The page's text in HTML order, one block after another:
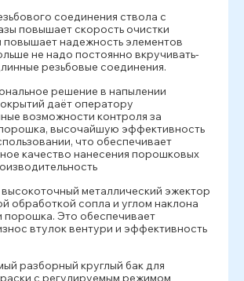
соединения ствола с
повышает скорость очистки
повышает надежность элементов
не надо постоянно вкручивать-
резьбовые соединения.
решение в напылении
даёт оператору
возможности контроля за
высочайшую эффективность
что обеспечивает
качество нанесения порошковых
металлический эжектор
обработкой сопла и углом наклона
порошка. Это обеспечивает
втулок вентури и эффективность
разборный круглый бак для
с регулируемым режимом